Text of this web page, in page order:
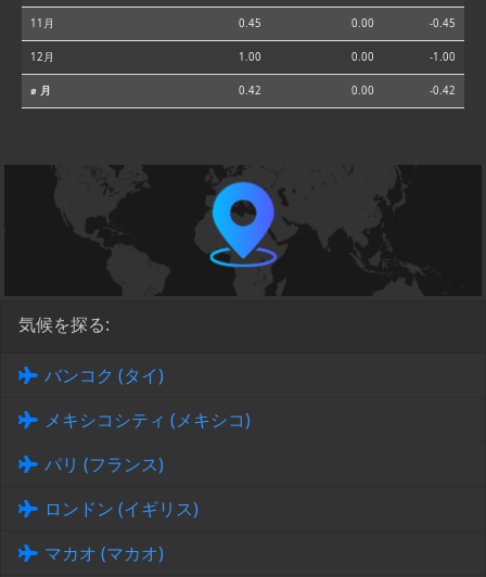
11月 0.45 0.00 -0.45
12月 1.00 0.00 -1.00
⌀ 月 0.42 0.00 -0.42
気候を探る:
バンコク (タイ)
メキシコシティ (メキシコ)
パリ (フランス)
ロンドン (イギリス)
マカオ (マカオ)